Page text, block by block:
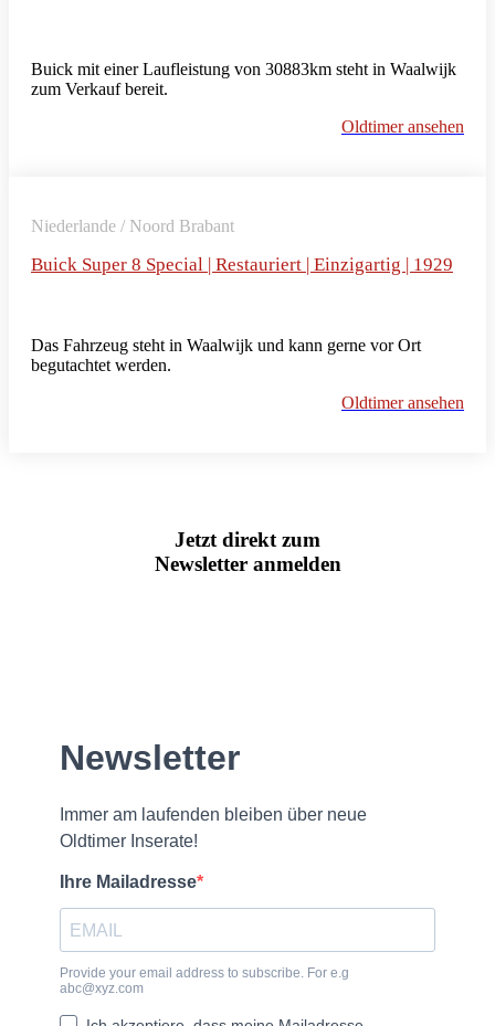
Buick mit einer Laufleistung von 30883km steht in Waalwijk
zum Verkauf bereit.
Oldtimer ansehen
Niederlande / Noord Brabant
Buick Super 8 Special | Restauriert | Einzigartig | 1929
Das Fahrzeug steht in Waalwijk und kann gerne vor Ort
begutachtet werden.
Oldtimer ansehen
Jetzt direkt zum
Newsletter anmelden